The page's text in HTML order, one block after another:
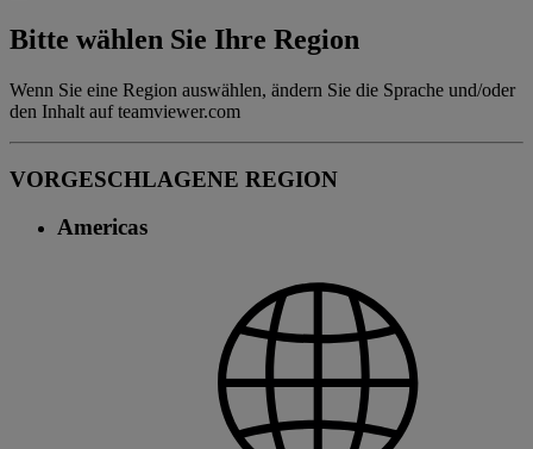
Bitte wählen Sie Ihre Region
Wenn Sie eine Region auswählen, ändern Sie die Sprache und/oder
den Inhalt auf teamviewer.com
VORGESCHLAGENE REGION
Americas